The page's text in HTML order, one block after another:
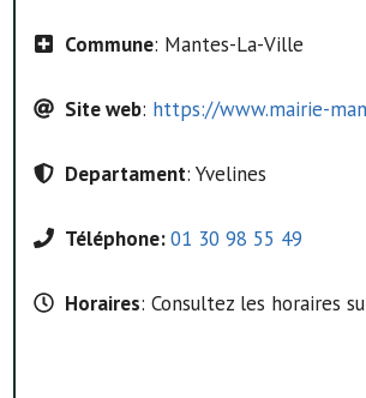
Commune: Mantes-La-Ville
Site web: https://www.mairie-
Departament: Yvelines
Téléphone:01 30 98 55 49
Horaires: Consultez les horaires